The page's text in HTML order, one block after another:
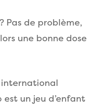
Pas de problème,
une bonne dose
international
est un jeu d’enfant